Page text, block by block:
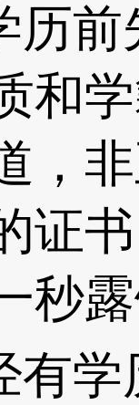
历前
和
，
证
秒露
有学